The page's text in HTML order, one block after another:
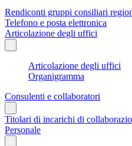
Rendiconti gruppi consiliari
Telefono e posta elettronica
Articolazione degli uffici
Articolazione degli uffici
Organigramma
Consulenti e collaboratori
Titolari di incarichi di
Personale